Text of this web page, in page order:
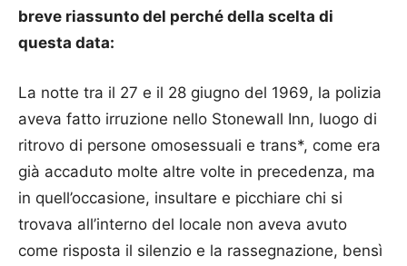
breve riassunto del perché della scelta di
questa data:
La notte tra il 27 e il 28 giugno del 1969, la polizia
aveva fatto irruzione nello Stonewall Inn, luogo di
ritrovo di persone omosessuali e trans*, come era
già accaduto molte altre volte in precedenza, ma
in quell’occasione, insultare e picchiare chi si
trovava all’interno del locale non aveva avuto
come risposta il silenzio e la rassegnazione, bensì